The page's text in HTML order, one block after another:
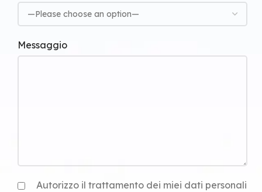
Messaggio
Autorizzo il trattamento dei miei dati personali